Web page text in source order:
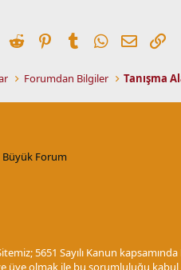
Reddit PinterestTumblrWhatsApp
E-postaLink
Forumdan Bilgiler Tanışma
Büyük Forum
5651 Sayılı Kanun
üye olmak ile bu sorumluluğu kabul